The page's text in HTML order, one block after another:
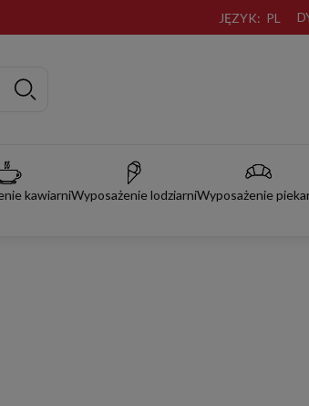
JĘZYK: PL
kawiarniWyposażenie lodziarniWyposażenie